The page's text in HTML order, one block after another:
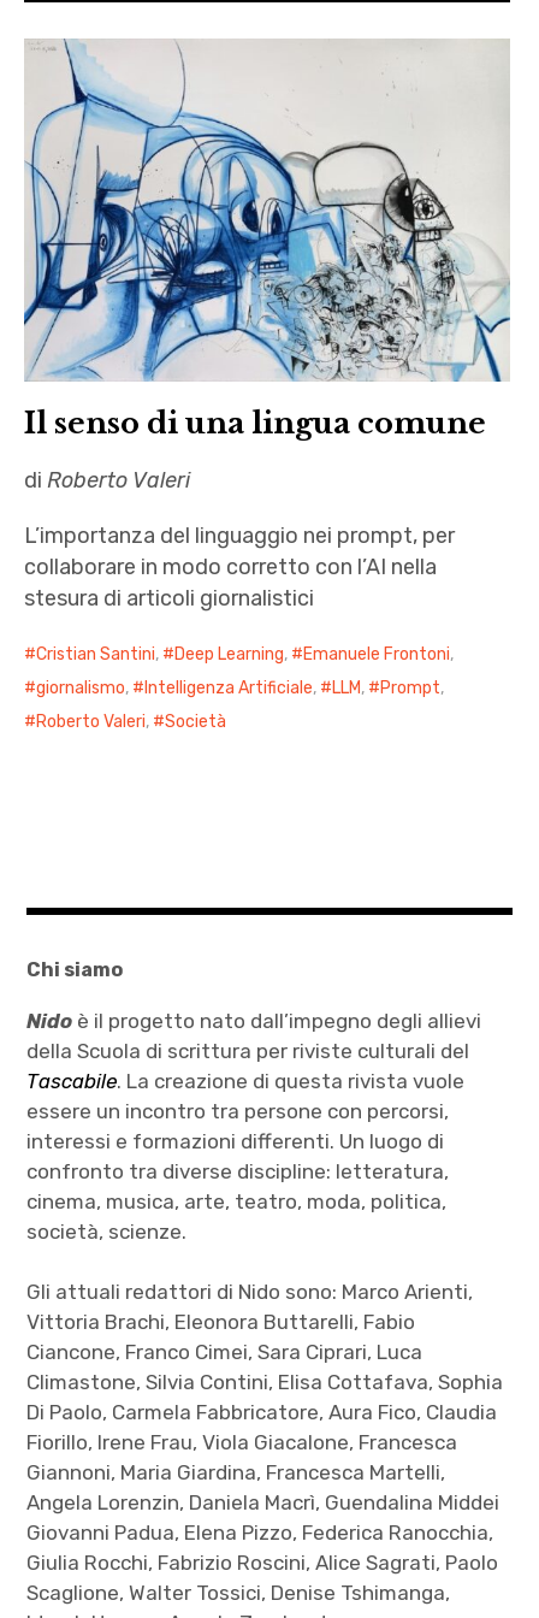
Il senso di una lingua comune
diRoberto Valeri
L’importanza del linguaggio nei prompt, per
collaborare in modo corretto con l’AI nella
stesura di articoli giornalistici
Cristian Santini, Deep Learning, Emanuele Frontoni,
giornalismo, Intelligenza Artificiale, LLM, Prompt,
Roberto Valeri, Società
Chi siamo
Nido è il progetto nato dall’impegno degli allievi
della Scuola di scrittura per riviste culturali del
Tascabile. La creazione di questa rivista vuole
essere un incontro tra persone con percorsi,
interessi e formazioni differenti. Un luogo di
confronto tra diverse discipline: letteratura,
cinema, musica, arte, teatro, moda, politica,
società, scienze.
Gli attuali redattori di Nido sono: Marco Arienti,
Vittoria Brachi, Eleonora Buttarelli, Fabio
Ciancone, Franco Cimei, Sara Ciprari, Luca
Climastone, Silvia Contini, Elisa Cottafava, Sophia
Di Paolo, Carmela Fabbricatore, Aura Fico, Claudia
Fiorillo, Irene Frau, Viola Giacalone, Francesca
Giannoni, Maria Giardina, Francesca Martelli,
Angela Lorenzin, Daniela Macrì, Guendalina Middei
Giovanni Padua, Elena Pizzo, Federica Ranocchia,
Giulia Rocchi, Fabrizio Roscini, Alice Sagrati, Paolo
Scaglione, Walter Tossici, Denise Tshimanga,